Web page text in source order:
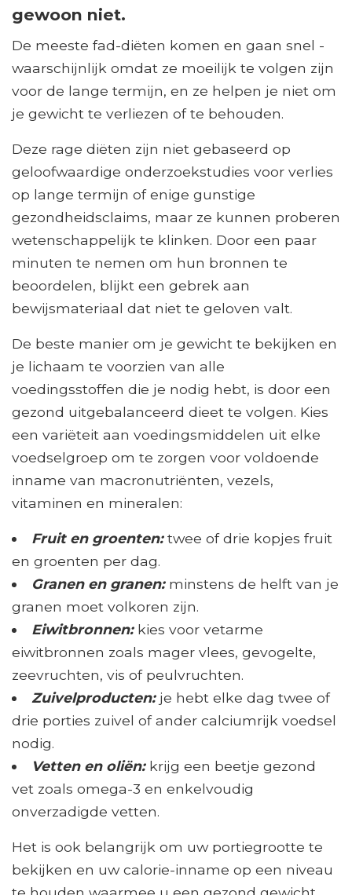
gewoon niet.
De meeste fad-diëten komen en gaan snel -
waarschijnlijk omdat ze moeilijk te volgen zijn
voor de lange termijn, en ze helpen je niet om
je gewicht te verliezen of te behouden.
Deze rage diëten zijn niet gebaseerd op
geloofwaardige onderzoekstudies voor verlies
op lange termijn of enige gunstige
gezondheidsclaims, maar ze kunnen proberen
wetenschappelijk te klinken. Door een paar
minuten te nemen om hun bronnen te
beoordelen, blijkt een gebrek aan
bewijsmateriaal dat niet te geloven valt.
De beste manier om je gewicht te bekijken en
je lichaam te voorzien van alle
voedingsstoffen die je nodig hebt, is door een
gezond uitgebalanceerd dieet te volgen. Kies
een variëteit aan voedingsmiddelen uit elke
voedselgroep om te zorgen voor voldoende
inname van macronutriënten, vezels,
vitaminen en mineralen:
Fruit en groenten:twee of drie kopjes fruit
en groenten per dag.
Granen en granen:minstens de helft van je
granen moet volkoren zijn.
Eiwitbronnen:kies voor vetarme
eiwitbronnen zoals mager vlees, gevogelte,
zeevruchten, vis of peulvruchten.
Zuivelproducten:je hebt elke dag twee of
drie porties zuivel of ander calciumrijk voedsel
nodig.
Vetten en oliën:krijg een beetje gezond
vet zoals omega-3 en enkelvoudig
onverzadigde vetten.
Het is ook belangrijk om uw portiegrootte te
bekijken en uw calorie-inname op een niveau